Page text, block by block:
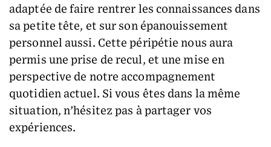
adaptée de faire rentrer les connaissances dans
sa petite tête, et sur son épanouissement
personnel aussi. Cette péripétie nous aura
permis une prise de recul, et une mise en
perspective de notre accompagnement
quotidien actuel. Si vous êtes dans la même
situation, n’hésitez pas à partager vos
expériences.